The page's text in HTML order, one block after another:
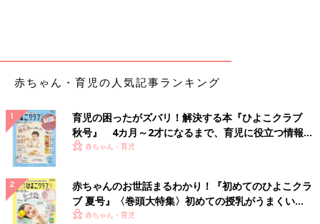
赤ちゃん・育児の人気記事ランキング
育児の困ったがズバリ！解決する本『ひよこクラブ
秋号』 4カ月～2才になるまで、育児に役立つ情報が
いっぱい！
赤ちゃん・育児
赤ちゃんのお世話まるわかり！『初めてのひよこクラ
ブ 夏号』〈巻頭大特集〉初めての授乳がうまくい
く！ おっぱい・ミルクの基本と夏のトラブル 解決テ
赤ちゃん・育児